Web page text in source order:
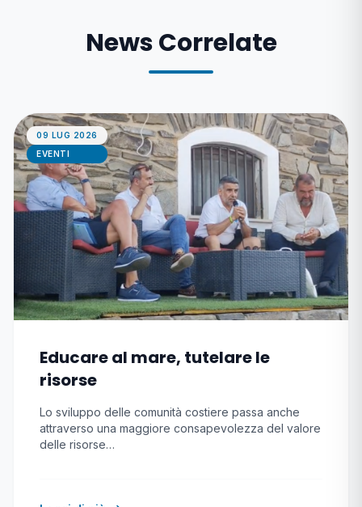
News Correlate
09 LUG 2026
EVENTI
Educare al mare, tutelare le
risorse
Lo sviluppo delle comunità costiere passa anche
attraverso una maggiore consapevolezza del valore
delle risorse…